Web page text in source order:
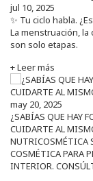
jul 10, 2025
✨ Tu ciclo habla.
La menstruación,
son solo etapas.
+ Leer más
may 20, 2025
¿SABÍAS QUE HAY
CUIDARTE AL
NUTRICOSMÉTICA
COSMÉTICA PARA
INTERIOR.